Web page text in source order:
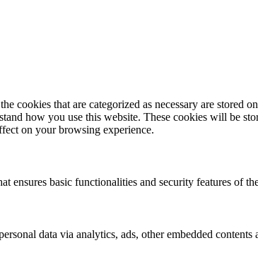
that are categorized as necessary are stored
how you use this website. These cookies will be
on your browsing experience.
basic functionalities and security features of
data via analytics, ads, other embedded contents